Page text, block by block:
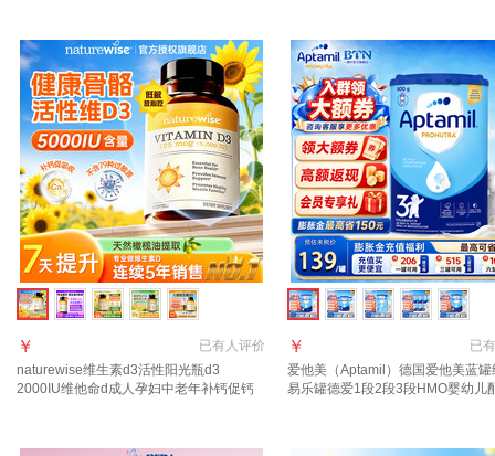
已有人评价
￥
naturewise维生素d3活性阳光瓶d3
2000IU维他命d成人孕妇中老年补钙促钙
已有
￥
爱他美（Aptamil）德国爱他美蓝罐
易乐罐德爱1段2段3段HMO婴幼儿